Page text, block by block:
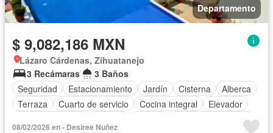
Departamento
$ 9,082,186 MXN
Lázaro Cárdenas, Zihuatanejo
3 Recámaras
3 Baños
Seguridad
Estacionamiento Jardín Cisterna
Alberca
Terraza
Cuarto de servicio Cocina integral
Elevador
Aire acondicionado
08/02/2026 en - Desiree Nuñez